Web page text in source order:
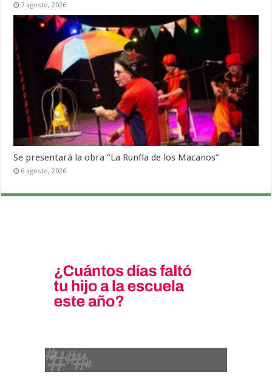
7 agosto, 2026
Se presentará la obra “La Runfla de los Macanos”
6 agosto, 2026